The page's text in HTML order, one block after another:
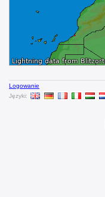
Logowanie
Języki: